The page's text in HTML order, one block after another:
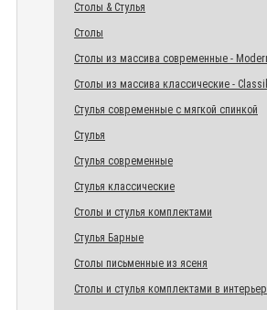
Столы & Стулья
Столы
Столы из массива современные -
Столы из массива классические -
Стулья современные с мягкой спинкой
Стулья
Стулья современные
Стулья классические
Столы и стулья комплектами
Стулья Барные
Столы письменные из ясеня
Столы и стулья комплектами в